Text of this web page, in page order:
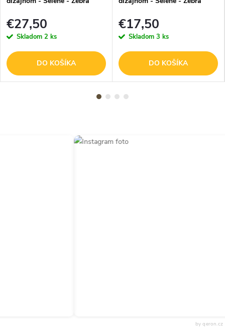
€27,50
Skladom 2 ks
DO KOŠÍKA
€17,50
Skladom 3 ks
DO KOŠÍKA
by qeron.cz